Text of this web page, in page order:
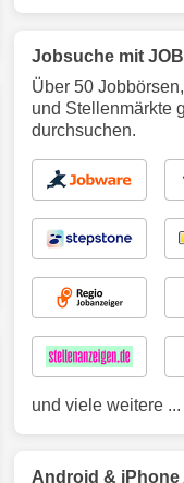
Jobsuche mit
Über 50
und Stellenmärkte
durchsuchen.
und viele weitere ...
Android & iPhone